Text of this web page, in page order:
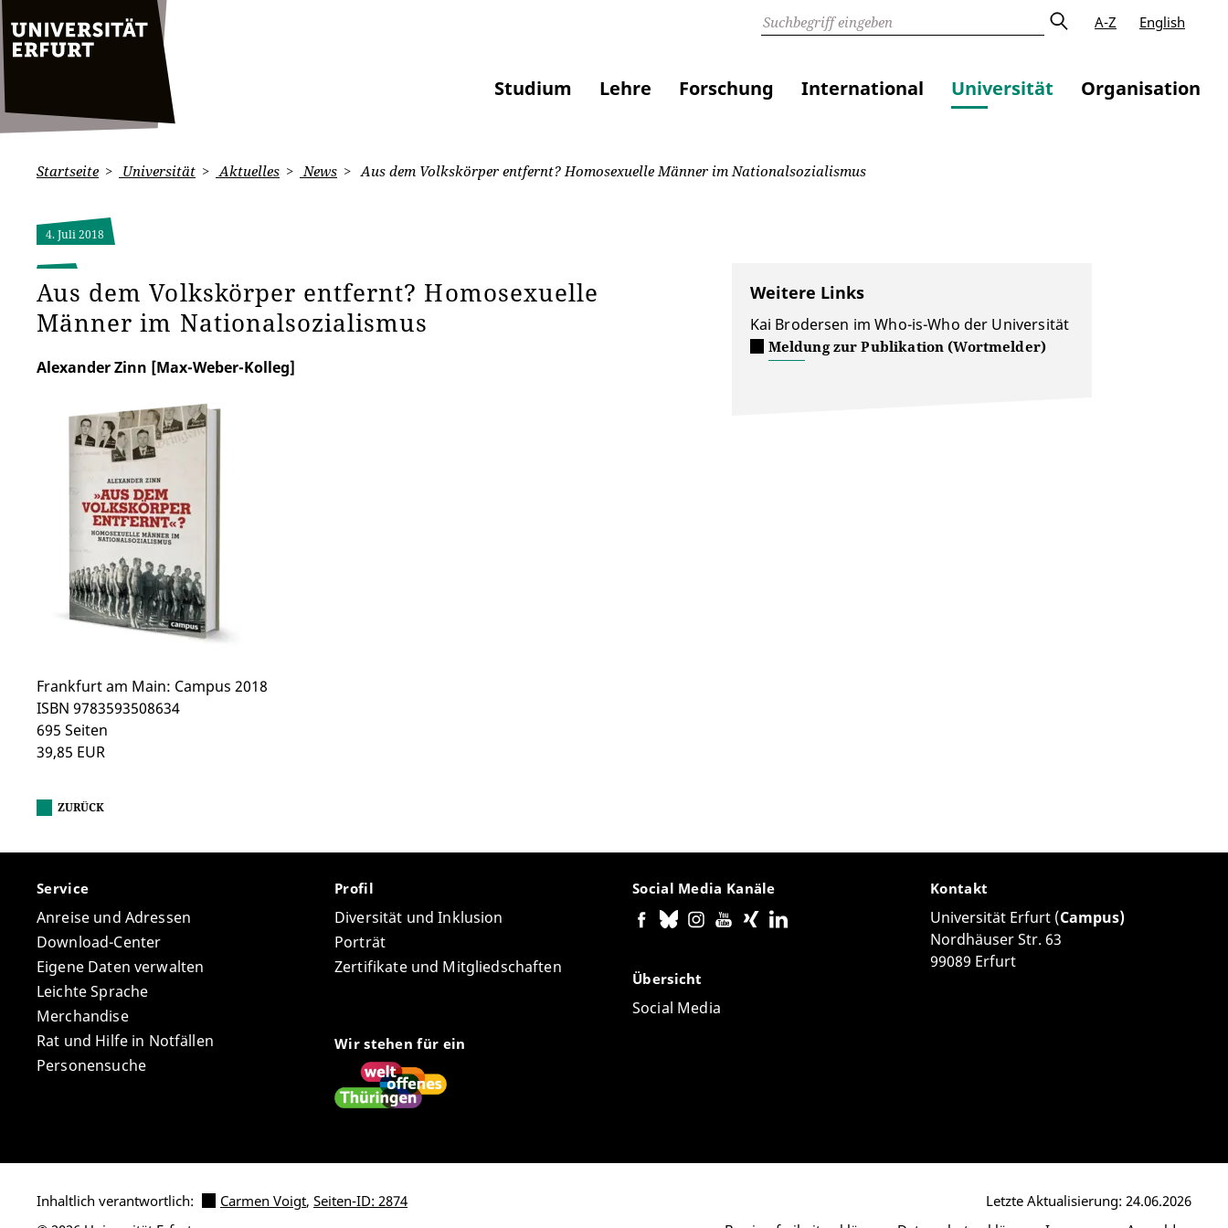
A-Z English
Studium Lehre Forschung International Universität Organisation
Startseite Universität Aktuelles News Aus dem Volkskörper entfernt? Homosexuelle Männer im Nationalsozialismus
4. Juli 2018
Aus dem Volkskörper entfernt? Homosexuelle
Männer im Nationalsozialismus
Alexander Zinn [Max-Weber-Kolleg]
Frankfurt am Main: Campus 2018
ISBN 9783593508634
695 Seiten
39,85 EUR
Weitere Links
Kai Brodersen im Who-is-Who der Universität
Meldung zur Publikation (Wortmelder)
ZURÜCK
Service
Anreise und Adressen
Download-Center
Eigene Daten verwalten
Leichte Sprache
Merchandise
Rat und Hilfe in Notfällen
Personensuche
Profil
Diversität und Inklusion
Porträt
Zertifikate und Mitgliedschaften
Wir stehen für ein
Social Media Kanäle
Übersicht
Social Media
Kontakt
Universität Erfurt (Campus)
Nordhäuser Str. 63
99089 Erfurt
Inhaltlich verantwortlich: Carmen Voigt, Seiten-ID: 2874
Letzte Aktualisierung: 24.06.2026